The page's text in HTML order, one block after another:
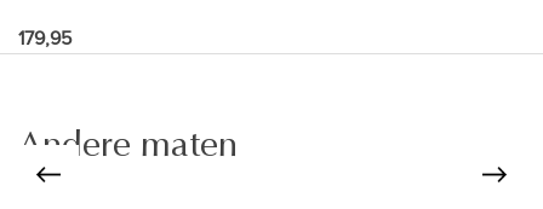
179,95
Andere maten